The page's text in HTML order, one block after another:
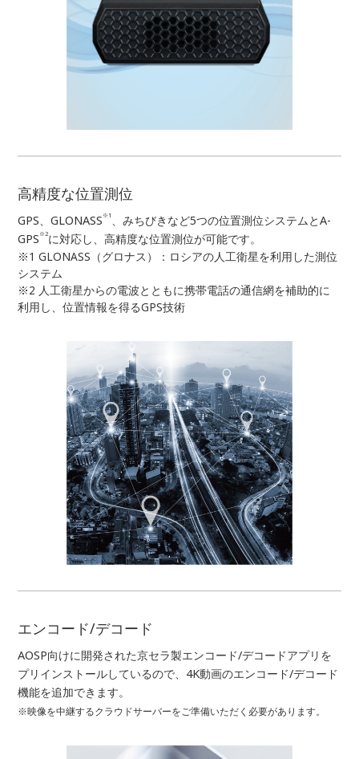
高精度な位置測位
GPS、GLONASS ※1 、みちびきなど5つの位置測位システムとA-
GPS ※2に対応し、高精度な位置測位が可能です。
※1 GLONASS（グロナス）：ロシアの人工衛星を利用した測位
システム
※2 人工衛星からの電波とともに携帯電話の通信網を補助的に
利用し、位置情報を得るGPS技術
エンコード/デコード
AOSP向けに開発された京セラ製エンコード/デコードアプリを
プリインストールしているので、4K動画のエンコード/デコード
機能を追加できます。
※映像を中継するクラウドサーバーをご準備いただく必要があります。